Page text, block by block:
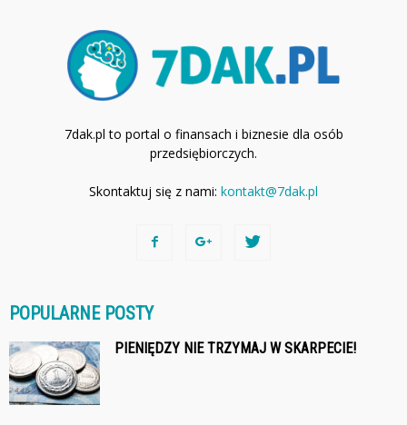
7dak.pl to portal o finansach i biznesie dla osób
przedsiębiorczych.
Skontaktuj się z nami: kontakt@7dak.pl
POPULARNE POSTY
PIENIĘDZY NIE TRZYMAJ W SKARPECIE!